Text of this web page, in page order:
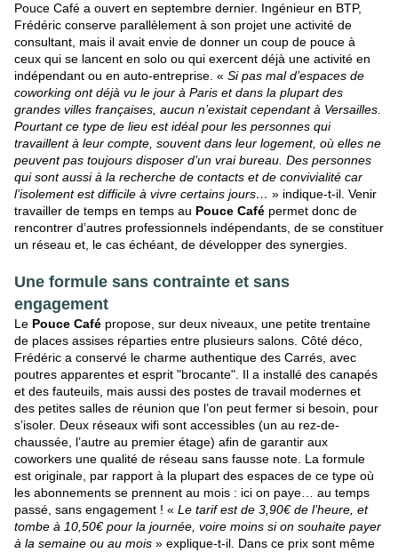
Pouce Café a ouvert en septembre dernier. Ingénieur en BTP,
Frédéric conserve parallèlement à son projet une activité de
consultant, mais il avait envie de donner un coup de pouce à
ceux qui se lancent en solo ou qui exercent déjà une activité en
indépendant ou en auto-entreprise. « Si pas mal d’espaces de
coworking ont déjà vu le jour à Paris et dans la plupart des
grandes villes françaises, aucun n’existait cependant à Versailles.
Pourtant ce type de lieu est idéal pour les personnes qui
travaillent à leur compte, souvent dans leur logement, où elles ne
peuvent pas toujours disposer d’un vrai bureau. Des personnes
qui sont aussi à la recherche de contacts et de convivialité car
l’isolement est difficile à vivre certains jours… » indique-t-il. Venir
travailler de temps en temps au Pouce Café permet donc de
rencontrer d’autres professionnels indépendants, de se constituer
un réseau et, le cas échéant, de développer des synergies.
Une formule sans contrainte et sans
engagement
Le Pouce Café propose, sur deux niveaux, une petite trentaine
de places assises réparties entre plusieurs salons. Côté déco,
Frédéric a conservé le charme authentique des Carrés, avec
poutres apparentes et esprit "brocante". Il a installé des canapés
et des fauteuils, mais aussi des postes de travail modernes et
des petites salles de réunion que l’on peut fermer si besoin, pour
s’isoler. Deux réseaux wifi sont accessibles (un au rez-de-
chaussée, l’autre au premier étage) afin de garantir aux
coworkers une qualité de réseau sans fausse note. La formule
est originale, par rapport à la plupart des espaces de ce type où
les abonnements se prennent au mois : ici on paye… au temps
passé, sans engagement ! « Le tarif est de 3,90€ de l’heure, et
tombe à 10,50€ pour la journée, voire moins si on souhaite payer
à la semaine ou au mois » explique-t-il. Dans ce prix sont même